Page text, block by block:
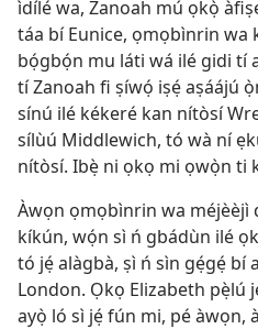
ìdílé wa, Zanoah mú ọkọ̀
táa bí Eunice, ọmọbìnrin wa
bọ́gbọ́n mu láti wá ilé gidi tí
tí Zanoah fi ṣíwọ́ iṣẹ́ aṣáájú
sínú ilé kékeré kan nítòsí
sílùú Middlewich, tó wà ní
nítòsí. Ibẹ̀ ni ọkọ mi ọwọ̀n ti
Àwọn ọmọbìnrin wa méjèèjì
kíkún, wọ́n sì ń gbádùn ilé
tó jẹ́ alàgbà, ṣì ń sìn gẹ́gẹ́ bí
London. Ọkọ Elizabeth pẹ̀lú
ayọ̀ ló sì jẹ́ fún mi, pé